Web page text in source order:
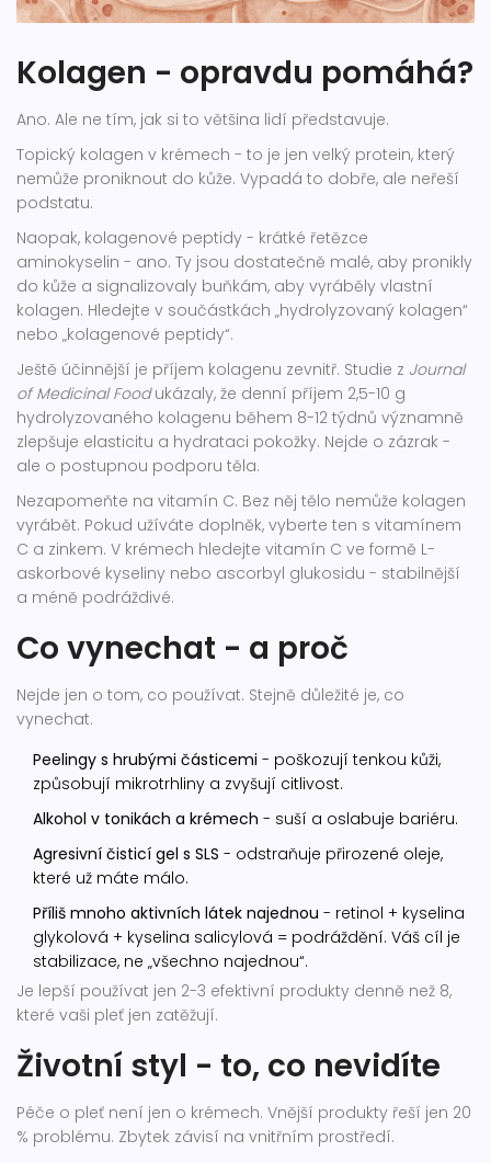
Kolagen - opravdu pomáhá?
Ano. Ale ne tím, jak si to většina lidí představuje.
Topický kolagen v krémech - to je jen velký protein, který
nemůže proniknout do kůže. Vypadá to dobře, ale neřeší
podstatu.
Naopak, kolagenové peptidy - krátké řetězce
aminokyselin - ano. Ty jsou dostatečně malé, aby pronikly
do kůže a signalizovaly buňkám, aby vyráběly vlastní
kolagen. Hledejte v součástkách „hydrolyzovaný kolagen“
nebo „kolagenové peptidy“.
Ještě účinnější je příjem kolagenu zevnitř. Studie z Journal
of Medicinal Foodukázaly, že denní příjem 2,5-10 g
hydrolyzovaného kolagenu během 8-12 týdnů významně
zlepšuje elasticitu a hydrataci pokožky. Nejde o zázrak -
ale o postupnou podporu těla.
Nezapomeňte na vitamín C. Bez něj tělo nemůže kolagen
vyrábět. Pokud užíváte doplněk, vyberte ten s vitamínem
C a zinkem. V krémech hledejte vitamín C ve formě L-
askorbové kyseliny nebo ascorbyl glukosidu - stabilnější
a méně podráždivé.
Co vynechat - a proč
Nejde jen o tom, co používat. Stejně důležité je, co
vynechat.
Peelingy s hrubými částicemi - poškozují tenkou kůži,
způsobují mikrotrhliny a zvyšují citlivost.
Alkohol v tonikách a krémech - suší a oslabuje bariéru.
Agresivní čisticí gel s SLS - odstraňuje přirozené oleje,
které už máte málo.
Příliš mnoho aktivních látek najednou - retinol + kyselina
glykolová + kyselina salicylová = podráždění. Váš cíl je
stabilizace, ne „všechno najednou“.
Je lepší používat jen 2-3 efektivní produkty denně než 8,
které vaši pleť jen zatěžují.
Životní styl - to, co nevidíte
Péče o pleť není jen o krémech. Vnější produkty řeší jen 20
% problému. Zbytek závisí na vnitřním prostředí.